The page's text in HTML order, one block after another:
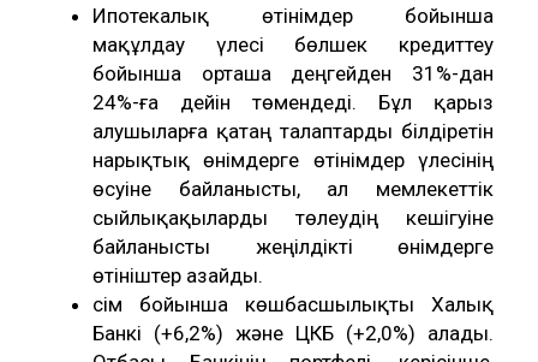
Ипотекалық өтінімдер бойынша
мақұлдау үлесі бөлшек кредиттеу
бойынша орташа деңгейден 31%-дан
24%-ға дейін төмендеді. Бұл қарыз
алушыларға қатаң талаптарды білдіретін
нарықтық өнімдерге өтінімдер үлесінің
өсуіне байланысты, ал мемлекеттік
сыйлықақыларды төлеудің кешігуіне
байланысты жеңілдікті өнімдерге
өтініштер азайды.
Өсім бойынша көшбасшылықты Халық
Банкі (+6,2%) және ЦКБ (+2,0%) алады.